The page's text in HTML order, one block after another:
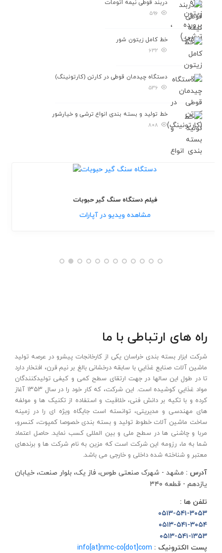
دربند قوطی نيمه اتومات
۵۹۶
خط کامل زیتون شور
۶۳۲
دستگاه چیدمان قوطی در کارتن (کارتونینگ)
۵۳۶
خط تولید و بسته بندی انواع ترشی و خیارشور
۸۰۸
فیلم دستگاه سنگ گیر حبوبات
مشاهده ویدیو در آپارات
راه های ارتباطی با ما
شرکت ابزار بسته بندی خراسان یکی از کارخانجات پیشرو در عرصه تولید
ماشين آلات صنايع غذايي با سابقه درخشانی بالغ بر نیم قرن، افتخار دارد
تا در طول این سالها در جهت ارتقای سطح کمی و کيفی توليدکنندگان
مواد غذايي کوشیده است. این شرکت، که کار خود را در سال ۱۳۵۳ آغاز
کرده و با تکيه بر دانش فنی، خلاقيت و استفاده از تکنيک ها و مولفه
های مهندسی و مديريتی، توانسته است جايگاه ويژه ای را در زمينه
ساخت ماشين آلات خطوط توليد و بسته بندی خصوصا کمپوت، کنسرو،
مربا و چاشنی ها در سطح ملی و بین المللی کسب نمايد. حاصل اعتماد
شما به ما، رزومه این شرکت است که مزین به نام شرکت ها و برندهای
معتبر و شناخته شده داخلی و خارجی می باشد.
آدرس : مشهد - شهرک صنعتی طوس، فاز یک، بلوار صنعت، خیابان
یازدهم - قطعه ۳۴۰
تلفن ها :
۰۵۱۳-۵۴۱-۳۰۵۳
۰۵۱۳-۵۴۱-۳۰۵۴
۰۵۱۳-۵۴۱-۱۳۵۳
پست الکترونیک :